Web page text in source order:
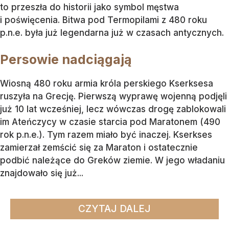
to przeszła do historii jako symbol męstwa
i poświęcenia. Bitwa pod Termopilami z 480 roku
p.n.e. była już legendarna już w czasach antycznych.
Persowie nadciągają
Wiosną 480 roku armia króla perskiego Kserksesa
ruszyła na Grecję. Pierwszą wyprawę wojenną podjęli
już 10 lat wcześniej, lecz wówczas drogę zablokowali
im Ateńczycy w czasie starcia pod Maratonem (490
rok p.n.e.). Tym razem miało być inaczej. Kserkses
zamierzał zemścić się za Maraton i ostatecznie
podbić należące do Greków ziemie. W jego władaniu
znajdowało się już...
CZYTAJ DALEJ